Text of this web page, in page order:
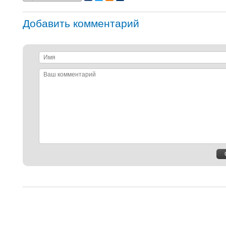
Добавить комментарий
Имя
Ваш